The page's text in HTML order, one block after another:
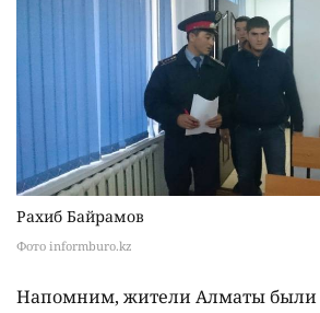
Фото informburo.kz
Рахиб Байрамов
Напомним, жители Алматы были